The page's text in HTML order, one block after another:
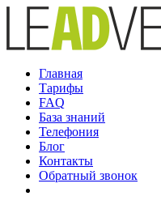
Главная
Тарифы
FAQ
База знаний
Телефония
Блог
Контакты
Обратный звонок